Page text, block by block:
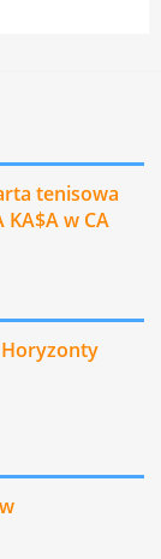
tenisowa
w CA
Horyzonty